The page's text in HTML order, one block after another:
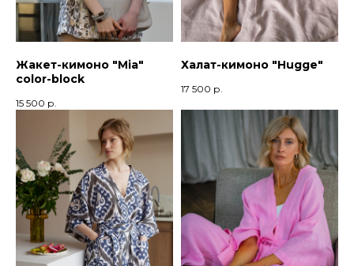
Жакет-кимоно "Мia"
color-block
15 500 р.
Халат-кимоно "Hugge"
17 500 р.